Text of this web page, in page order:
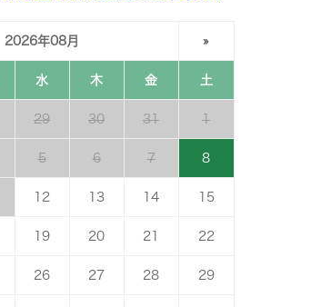
2026年08月 »
水 木 金 土
29 30 31 1
5 6 7 8
12 13 14 15
19 20 21 22
26 27 28 29